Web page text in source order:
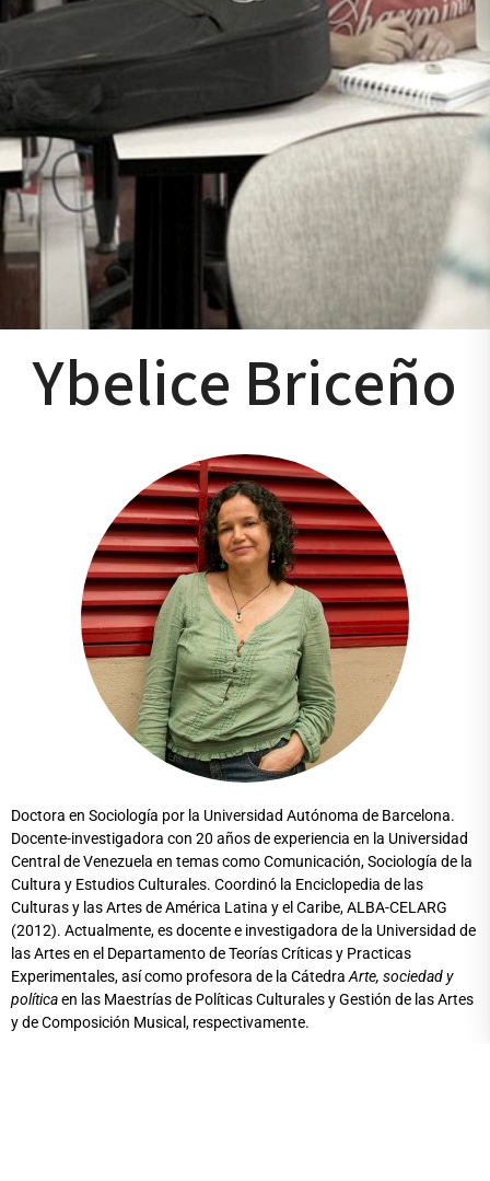
Ybelice Briceño
Doctora en Sociología por la Universidad Autónoma de Barcelona.
Docente-investigadora con 20 años de experiencia en la Universidad
Central de Venezuela en temas como Comunicación, Sociología de la
Cultura y Estudios Culturales. Coordinó la Enciclopedia de las
Culturas y las Artes de América Latina y el Caribe, ALBA-CELARG
(2012). Actualmente, es docente e investigadora de la Universidad de
las Artes en el Departamento de Teorías Críticas y Practicas
Experimentales, así como profesora de la Cátedra Arte, sociedad y
políticaen las Maestrías de Políticas Culturales y Gestión de las Artes
y de Composición Musical, respectivamente.